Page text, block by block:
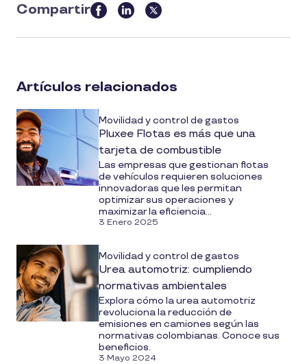
Compartir
this
article
social
media
Artículos relacionados
Movilidad y control de gastos
Pluxee Flotas es más que una
tarjeta de combustible
Las empresas que gestionan flotas
de vehículos requieren soluciones
innovadoras que les permitan
optimizar sus operaciones y
maximizar la eficiencia...
3 Enero 2025
Movilidad y control de gastos
Urea automotriz: cumpliendo
normativas ambientales
Explora cómo la urea automotriz
revoluciona la reducción de
emisiones en camiones según las
normativas colombianas. Conoce sus
beneficios.
3 Mayo 2024